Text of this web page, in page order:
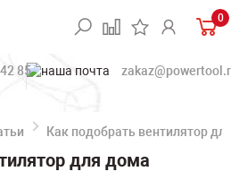
0
85
Как подобрать вентилятор
для дома